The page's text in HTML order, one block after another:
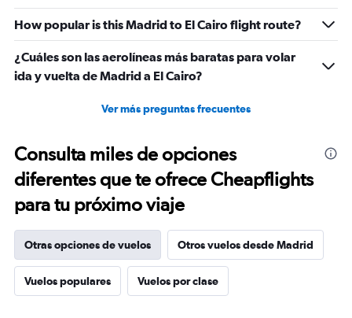
How popular is this Madrid to El Cairo flight route?
¿Cuáles son las aerolíneas más baratas para volar
ida y vuelta de Madrid a El Cairo?
Ver más preguntas frecuentes
Consulta miles de opciones
diferentes que te ofrece Cheapflights
para tu próximo viaje
Otras opciones de vuelos Otros vuelos desde Madrid
Vuelos populares Vuelos por clase